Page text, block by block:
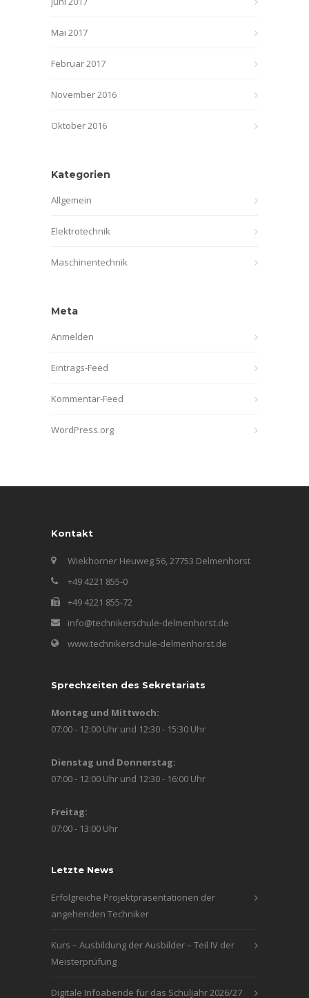
Mai 2017
Februar 2017
November 2016
Oktober 2016
Kategorien
Allgemein
Elektrotechnik
Maschinentechnik
Meta
Anmelden
Eintrags-Feed
Kommentar-Feed
WordPress.org
Kontakt
Wiekhorner Heuweg 56, 27753 Delmenhorst
+49 4221 855-0
+49 4221 855-72
info@technikerschule-delmenhorst.de
www.technikerschule-delmenhorst.de
Sprechzeiten des Sekretariats
Montag und Mittwoch:
07:00 - 12:00 Uhr und 12:30 - 15:30 Uhr
Dienstag und Donnerstag:
07:00 - 12:00 Uhr und 12:30 - 16:00 Uhr
Freitag:
07:00 - 13:00 Uhr
Letzte News
Erfolgreiche Projektpräsentationen der
angehenden Techniker
Kurs – Ausbildung der Ausbilder – Teil IV der
Meisterprüfung
Digitale Infoabende für das Schuljahr 2026/27